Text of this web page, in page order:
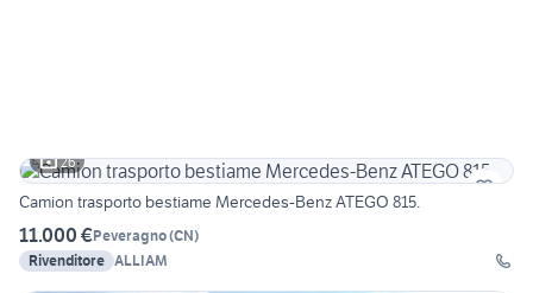
26
Camion trasporto bestiame Mercedes-Benz ATEGO 815.
11.000 €Peveragno(CN)
Rivenditore ALLIAM